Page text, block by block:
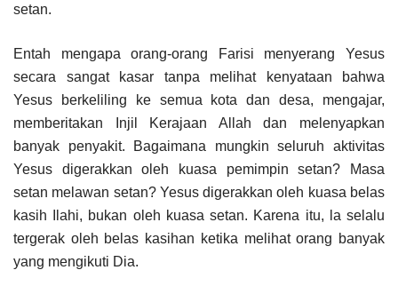
setan.
Entah mengapa orang-orang Farisi menyerang Yesus
secara sangat kasar tanpa melihat kenyataan bahwa
Yesus berkeliling ke semua kota dan desa, mengajar,
memberitakan Injil Kerajaan Allah dan melenyapkan
banyak penyakit. Bagaimana mungkin seluruh aktivitas
Yesus digerakkan oleh kuasa pemimpin setan? Masa
setan melawan setan? Yesus digerakkan oleh kuasa belas
kasih Ilahi, bukan oleh kuasa setan. Karena itu, la selalu
tergerak oleh belas kasihan ketika melihat orang banyak
yang mengikuti Dia.